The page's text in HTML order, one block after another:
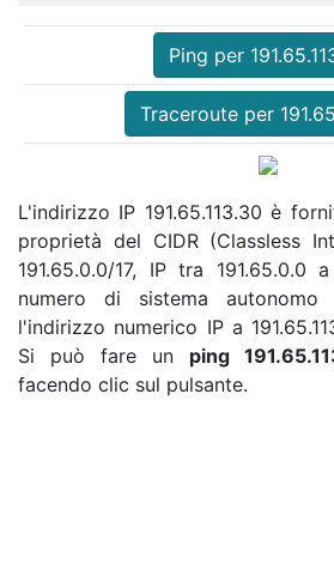
Ping per
Traceroute per
L'indirizzo IP 191.65.113.30 è
proprietà del CIDR (Classless
191.65.0.0/17, IP tra 191.65.0.0
numero di sistema
l'indirizzo numerico IP a
Si può fare un ping
facendo clic sul pulsante.